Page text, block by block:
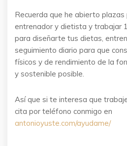
Recuerda que he abierto
entrenador y dietista y trabajar
para diseñarte tus dietas,
seguimiento diario para que
físicos y de rendimiento de la
y sostenible posible.
Así que si te interesa que
cita por teléfono conmigo en
antonioyuste.com/ayudame/